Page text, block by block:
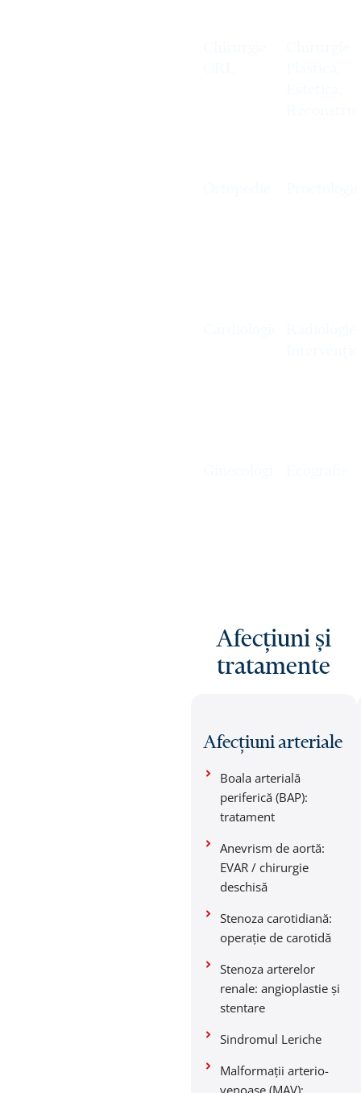
Afecțiuni și
tratamente
Afecțiuni arteriale
Boala arterială
periferică (BAP):
tratament
Anevrism de aortă:
EVAR / chirurgie
deschisă
Stenoza carotidiană:
operație de carotidă
Stenoza arterelor
renale: angioplastie și
stentare
Sindromul Leriche
Malformații arterio-
venoase (MAV):